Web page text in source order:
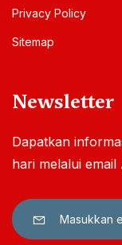
Privacy Policy
Sitemap
Newsletter
Dapatkan
hari melalui email